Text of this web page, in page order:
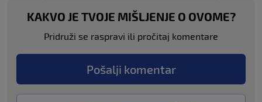
KAKVO JE TVOJE MIŠLJENJE O OVOME?
Pridruži se raspravi ili pročitaj komentare
Pošalji komentar